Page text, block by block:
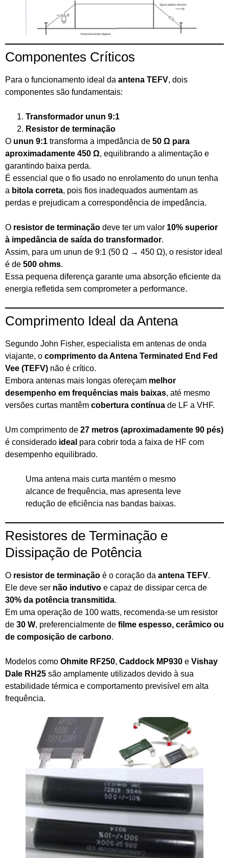
Componentes Críticos
Para o funcionamento ideal da antena TEFV, dois
componentes são fundamentais:
Transformador unun 9:1
Resistor de terminação
O unun 9:1 transforma a impedância de 50 Ω para
aproximadamente 450 Ω, equilibrando a alimentação e
garantindo baixa perda.
É essencial que o fio usado no enrolamento do unun tenha
a bitola correta, pois fios inadequados aumentam as
perdas e prejudicam a correspondência de impedância.
O resistor de terminação deve ter um valor 10% superior
à impedância de saída do transformador.
Assim, para um unun de 9:1 (50 Ω → 450 Ω), o resistor ideal
é de 500 ohms.
Essa pequena diferença garante uma absorção eficiente da
energia refletida sem comprometer a performance.
Comprimento Ideal da Antena
Segundo John Fisher, especialista em antenas de onda
viajante, o comprimento da Antena Terminated End Fed
Vee (TEFV) não é crítico.
Embora antenas mais longas ofereçam melhor
desempenho em frequências mais baixas, até mesmo
versões curtas mantêm cobertura contínua de LF a VHF.
Um comprimento de 27 metros (aproximadamente 90 pés)
é considerado ideal para cobrir toda a faixa de HF com
desempenho equilibrado.
Uma antena mais curta mantém o mesmo
alcance de frequência, mas apresenta leve
redução de eficiência nas bandas baixas.
Resistores de Terminação e
Dissipação de Potência
O resistor de terminação é o coração da antena TEFV.
Ele deve ser não indutivo e capaz de dissipar cerca de
30% da potência transmitida.
Em uma operação de 100 watts, recomenda-se um resistor
de 30 W, preferencialmente de filme espesso, cerâmico ou
de composição de carbono.
Modelos como Ohmite RF250, Caddock MP930 e Vishay
Dale RH25 são amplamente utilizados devido à sua
estabilidade térmica e comportamento previsível em alta
frequência.